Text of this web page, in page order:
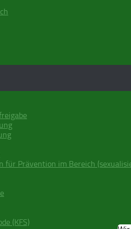
für Prävention im Bereich
(KFS)